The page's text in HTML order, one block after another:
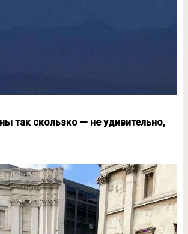
так скользко — не удивительно,